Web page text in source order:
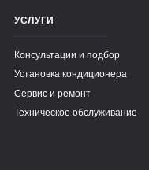
УСЛУГИ
Консультации и подбор
Установка кондиционера
Сервис и ремонт
Техническое обслуживание